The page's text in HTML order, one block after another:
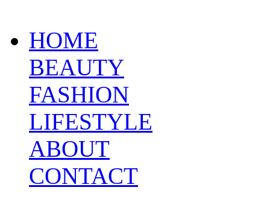
HOME
BEAUTY
FASHION
LIFESTYLE
ABOUT
CONTACT